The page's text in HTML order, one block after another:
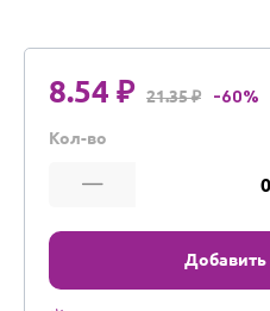
8.54 ₽ 21.35 ₽ -60%
Кол-во
Добавить